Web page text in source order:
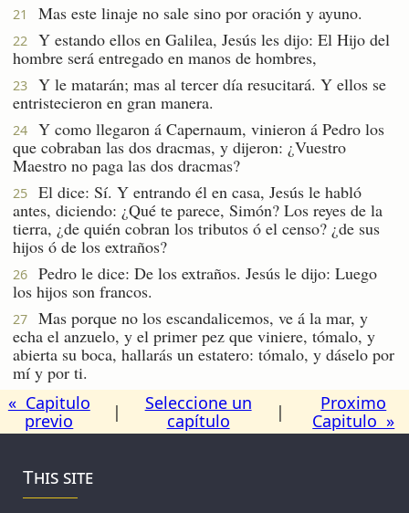
21 Mas este linaje no sale sino por oración y ayuno.
22
Y estando ellos en Galilea, Jesús les dijo: El Hijo del
hombre será entregado en manos de hombres,
23
Y le matarán; mas al tercer día resucitará. Y ellos se
entristecieron en gran manera.
24
Y como llegaron á Capernaum, vinieron á Pedro los
que cobraban las dos dracmas, y dijeron: ¿Vuestro
Maestro no paga las dos dracmas?
25
El dice: Sí. Y entrando él en casa, Jesús le habló
antes, diciendo: ¿Qué te parece, Simón? Los reyes de la
tierra, ¿de quién cobran los tributos ó el censo? ¿de sus
hijos ó de los extraños?
26
Pedro le dice: De los extraños. Jesús le dijo: Luego
los hijos son francos.
27
Mas porque no los escandalicemos, ve á la mar, y
echa el anzuelo, y el primer pez que viniere, tómalo, y
abierta su boca, hallarás un estatero: tómalo, y dáselo por
mí y por ti.
« Capitulo
previo
|
Seleccione un
capítulo
|
Proximo
Capitulo »
This site